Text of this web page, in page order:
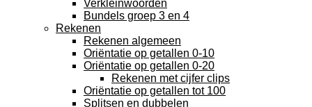
Verkleinwoorden
Bundels groep 3 en 4
Rekenen
Rekenen algemeen
Oriëntatie op getallen 0-10
Oriëntatie op getallen 0-20
Rekenen met cijfer clips
Oriëntatie op getallen tot 100
Splitsen en dubbelen